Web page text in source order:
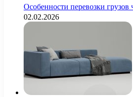
Особенности перевозки
02.02.2026